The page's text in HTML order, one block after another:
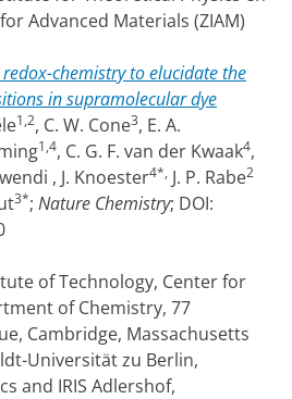
Advanced Materials (ZIAM)
chemistry to elucidate the
in supramolecular dye
1,2, C. W. Cone3, E. A.
1,4, C. G. F. van der Kwaak4,
, J. Knoester4*, J. P. Rabe2
3*; Nature Chemistry; DOI:
of Technology, Center for
of Chemistry, 77
Cambridge, Massachusetts
Universität zu Berlin,
and IRIS Adlershof,